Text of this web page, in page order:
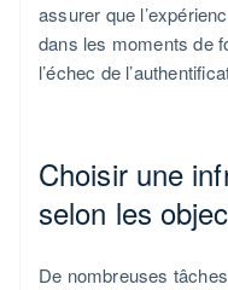
assurer que
dans les moments de
l’échec de
Choisir une
selon les
De nombreuses